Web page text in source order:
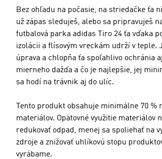
Bez ohľadu na počasie, na striedačke ťa
už zápas sleduješ, alebo sa pripravuješ
futbalová parka adidas Tiro 24 ťa vďaka
izolácii a flísovým vreckám udrží v teple.
úprava a chlopňa ťa spoľahlivo ochránia
mierneho dažďa a čo je najlepšie, jej
sa hodí na trávnik aj do ulíc.
Tento produkt obsahuje minimálne 70 %
materiálov. Opätovné využitie materiálov
redukovať odpad, menej sa spoliehať na
zdroje a znižovať uhlíkovú stopu
vyrábame.